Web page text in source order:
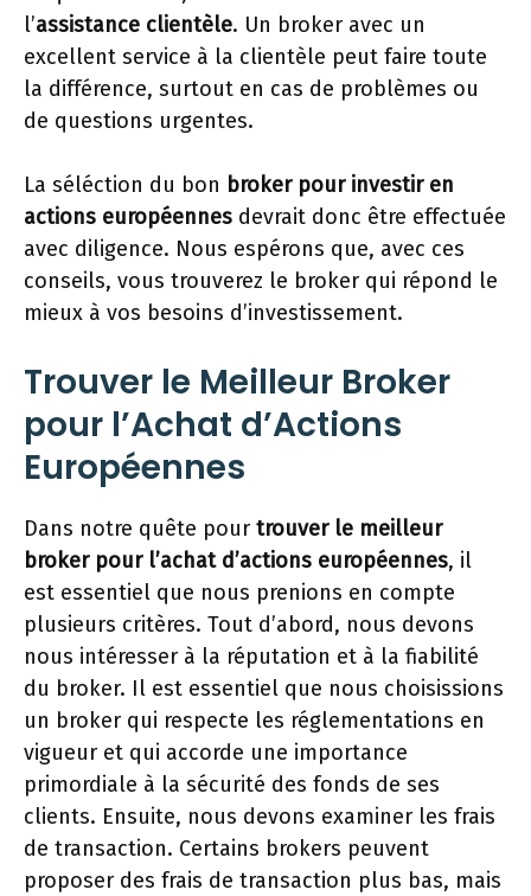
l’assistance clientèle. Un broker avec un
excellent service à la clientèle peut faire toute
la différence, surtout en cas de problèmes ou
de questions urgentes.
La séléction du bon broker pour investir en
actions européennes devrait donc être effectuée
avec diligence. Nous espérons que, avec ces
conseils, vous trouverez le broker qui répond le
mieux à vos besoins d’investissement.
Trouver le Meilleur Broker
pour l’Achat d’Actions
Européennes
Dans notre quête pour trouver le meilleur
broker pour l’achat d’actions européennes, il
est essentiel que nous prenions en compte
plusieurs critères. Tout d’abord, nous devons
nous intéresser à la réputation et à la fiabilité
du broker. Il est essentiel que nous choisissions
un broker qui respecte les réglementations en
vigueur et qui accorde une importance
primordiale à la sécurité des fonds de ses
clients. Ensuite, nous devons examiner les frais
de transaction. Certains brokers peuvent
proposer des frais de transaction plus bas, mais